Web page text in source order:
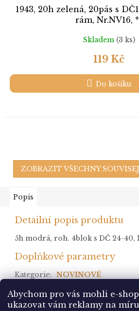
Abychom pro vás mohli e-
ukazovat vám reklamy na
1943, 20h zelená, 20pás s
rám, Nr.NV16,
Skladem (3 ks)
119 Kč
Do košíku
ZOBRAZIT VŠECHNY
Popis
Detailní popis produktu
5h modrá, roh. 4blok s DČ 24-40,
Doplňkové parametry
Kategorie: NOVINOVÉ